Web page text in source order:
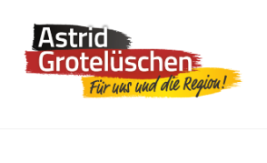
content